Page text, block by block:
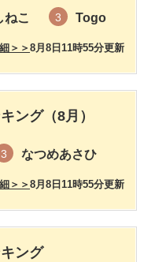
ねこ 3 Togo
8月8日11時55分更新
＞＞
ング（8月）
3 なつめあさひ
8月8日11時55分更新
＞＞
ング